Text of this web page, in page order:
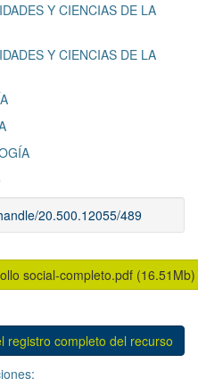
Y CIENCIAS DE LA
Y CIENCIAS DE LA
20.500.12055/489
social-completo.pdf (16.51Mb)
registro completo del recurso